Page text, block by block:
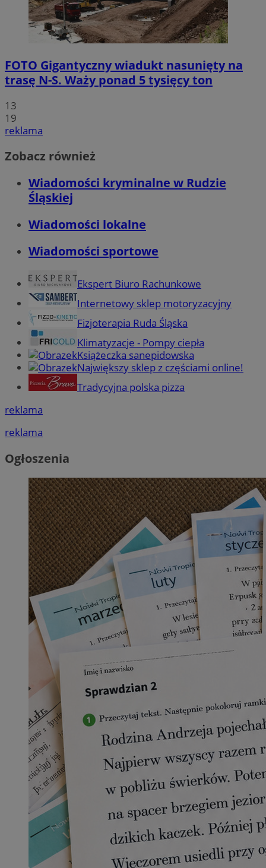
FOTO Gigantyczny wiadukt nasunięty na
trasę N-S. Waży ponad 5 tysięcy ton
13
19
reklama
Zobacz również
Wiadomości kryminalne w Rudzie
Śląskiej
Wiadomości lokalne
Wiadomości sportowe
Ekspert Biuro Rachunkowe
Internetowy sklep motoryzacyjny
Fizjoterapia Ruda Śląska
Klimatyzacje - Pompy ciepła
Książeczka sanepidowska
Największy sklep z częściami online!
Tradycyjna polska pizza
reklama
reklama
Ogłoszenia